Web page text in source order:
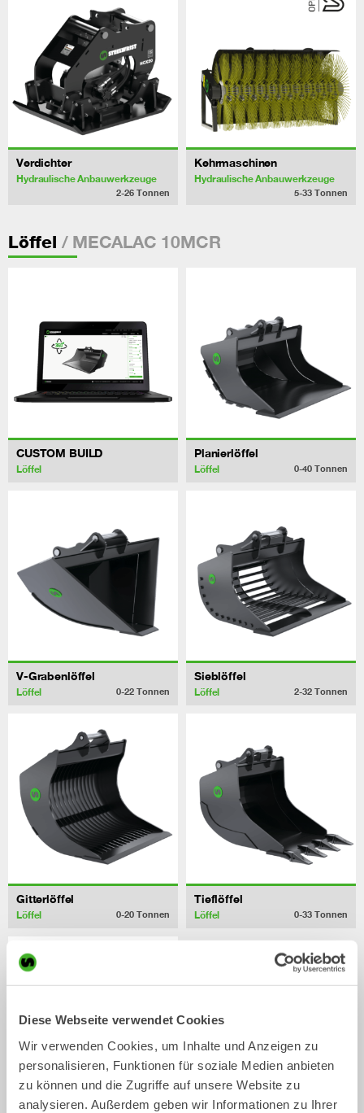
Diese Webseite verwendet Cookies
Wir verwenden Cookies, um Inhalte und Anzeigen zu
personalisieren, Funktionen für soziale Medien anbieten
zu können und die Zugriffe auf unsere Website zu
analysieren. Außerdem geben wir Informationen zu Ihrer
Verdichter
Hydraulische Anbauwerkzeuge
2-26 Tonnen
Kehrmaschinen
Hydraulische Anbauwerkzeuge
5-33 Tonnen
Löffel / MECALAC 10MCR
CUSTOM BUILD
Löffel
Planierlöffel
Löffel 0-40 Tonnen
V-Grabenlöffel
Löffel 0-22 Tonnen
Sieblöffel
Löffel 2-32 Tonnen
Gitterlöffel
Löffel 0-20 Tonnen
Tieflöffel
Löffel 0-33 Tonnen